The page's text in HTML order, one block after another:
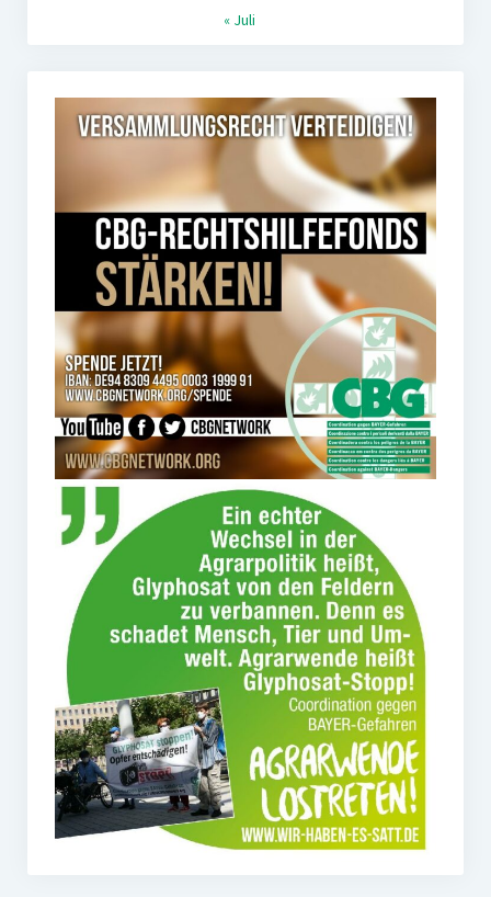
« Juli